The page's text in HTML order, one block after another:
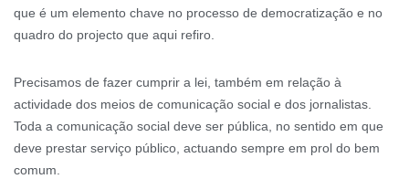
que é um elemento chave no processo de democratização e no
quadro do projecto que aqui refiro.
Precisamos de fazer cumprir a lei, também em relação à
actividade dos meios de comunicação social e dos jornalistas.
Toda a comunicação social deve ser pública, no sentido em que
deve prestar serviço público, actuando sempre em prol do bem
comum.